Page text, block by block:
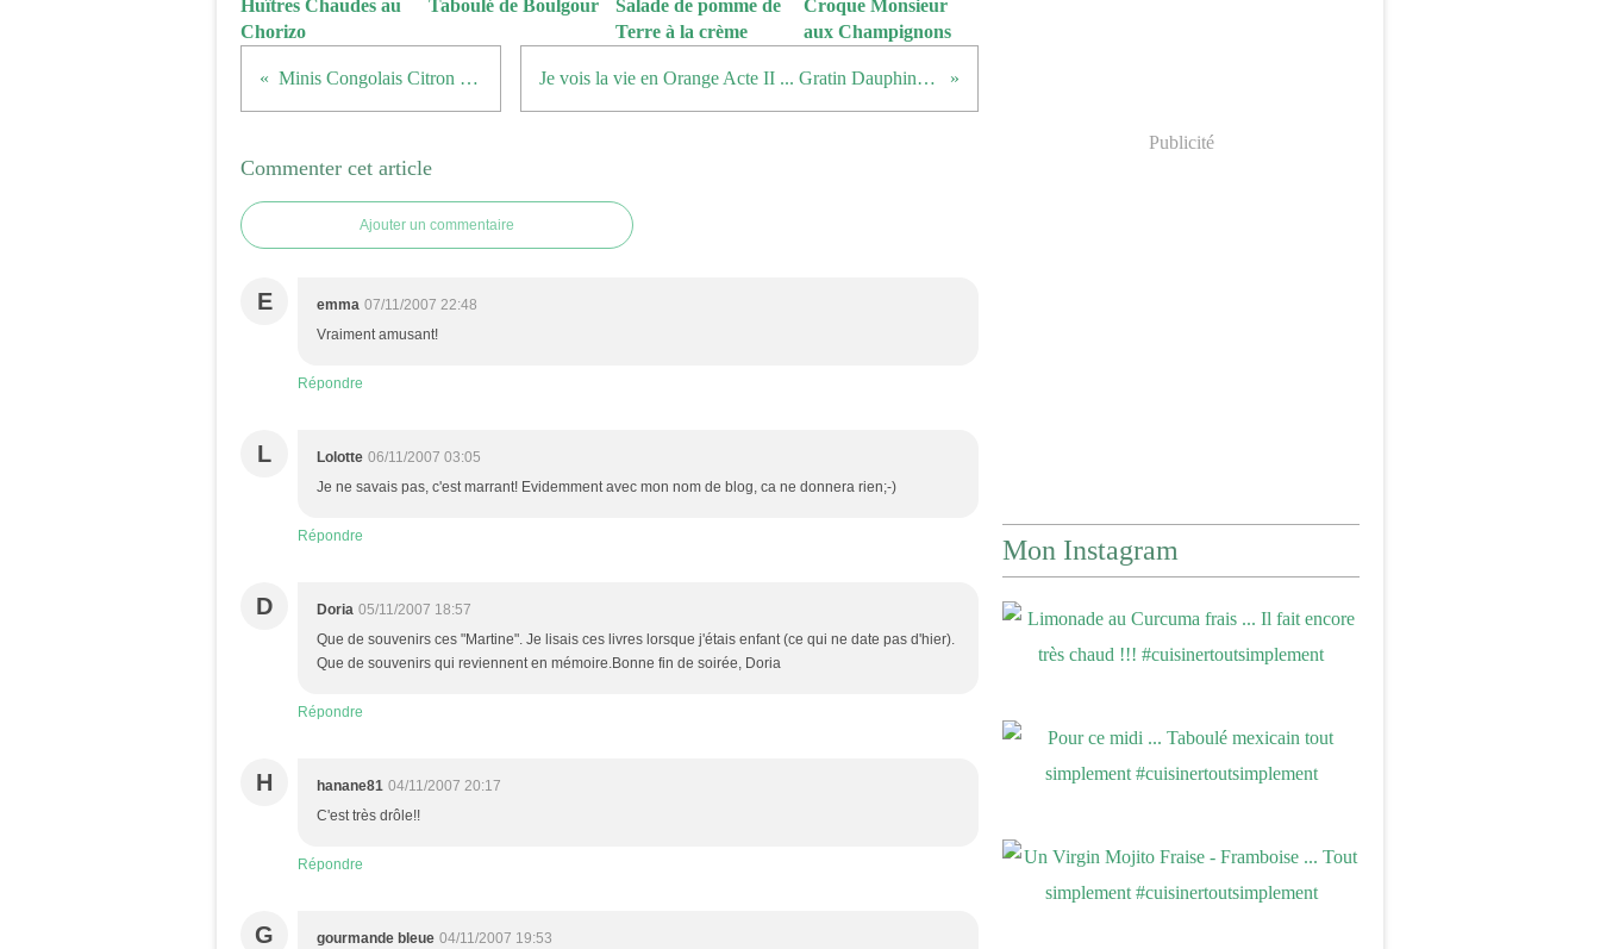
Huîtres Chaudes au
Chorizo
Taboulé de Boulgour
Salade de pomme de
Terre à la crème
Croque Monsieur
aux Champignons
Minis Congolais Citron Vert - Raisins Je vois la vie en Orange Acte II ... Gratin Dauphinois, Potiron et Cheddar
Commenter cet article
Ajouter un commentaire
E emma 07/11/2007 22:48
Vraiment amusant!
Répondre
L Lolotte 06/11/2007 03:05
Je ne savais pas, c'est marrant! Evidemment avec mon nom de blog, ca ne donnera rien;-)
Répondre
D Doria 05/11/2007 18:57
Que de souvenirs ces "Martine". Je lisais ces livres lorsque j'étais enfant (ce qui ne date pas d'hier).
Que de souvenirs qui reviennent en mémoire.Bonne fin de soirée, Doria
Répondre
H hanane81 04/11/2007 20:17
C'est très drôle!!
Répondre
G gourmande bleue 04/11/2007 19:53
Publicité
Mon Instagram